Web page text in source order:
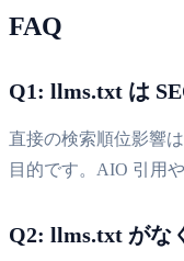
FAQ
Q1: llms.txt は
直接の検索順位影響
目的です。AIO 引用
Q2: llms.txt がな